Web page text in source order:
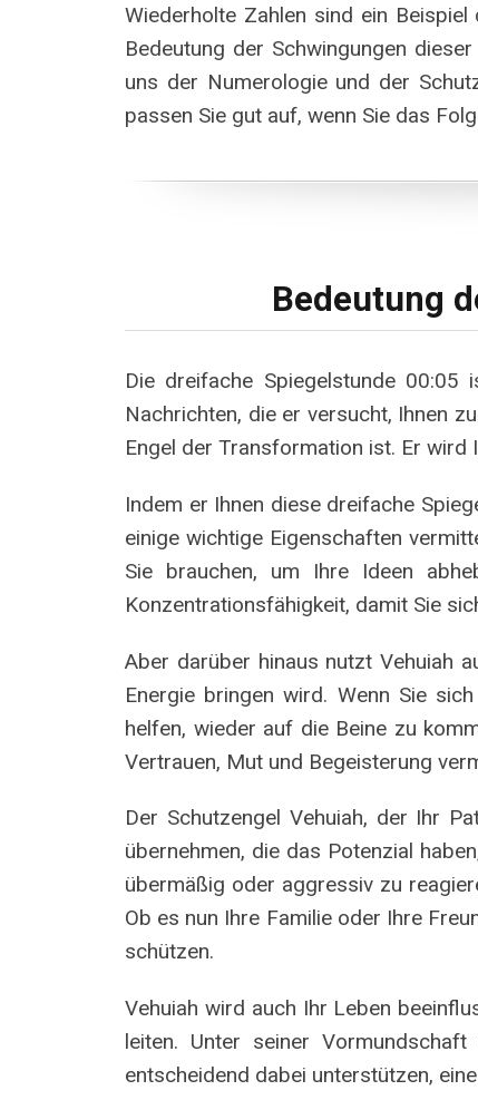
Wiederholte Zahlen sind ein
Bedeutung der Schwingungen
uns der Numerologie und der
passen Sie gut auf, wenn Sie das
Bedeutung
Die dreifache Spiegelstunde
Nachrichten, die er versucht, Ihnen
Engel der Transformation ist. Er wird
Indem er Ihnen diese dreifache
einige wichtige Eigenschaften
Sie brauchen, um Ihre Ideen
Konzentrationsfähigkeit, damit Sie
Aber darüber hinaus nutzt Vehuiah
Energie bringen wird. Wenn Sie
helfen, wieder auf die Beine zu
Vertrauen, Mut und Begeisterung
Der Schutzengel Vehuiah, der Ihr
übernehmen, die das Potenzial
übermäßig oder aggressiv zu
Ob es nun Ihre Familie oder Ihre
schützen.
Vehuiah wird auch Ihr Leben
leiten. Unter seiner
entscheidend dabei unterstützen,